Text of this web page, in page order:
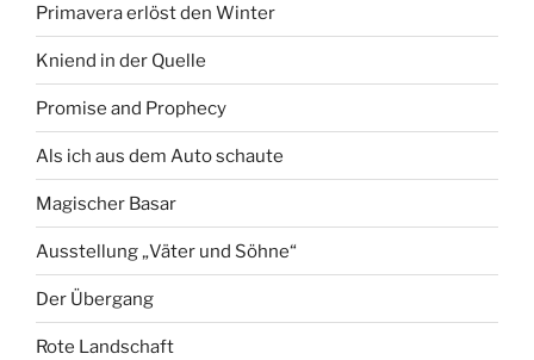
Primavera erlöst den Winter
Kniend in der Quelle
Promise and Prophecy
Als ich aus dem Auto schaute
Magischer Basar
Ausstellung „Väter und Söhne“
Der Übergang
Rote Landschaft